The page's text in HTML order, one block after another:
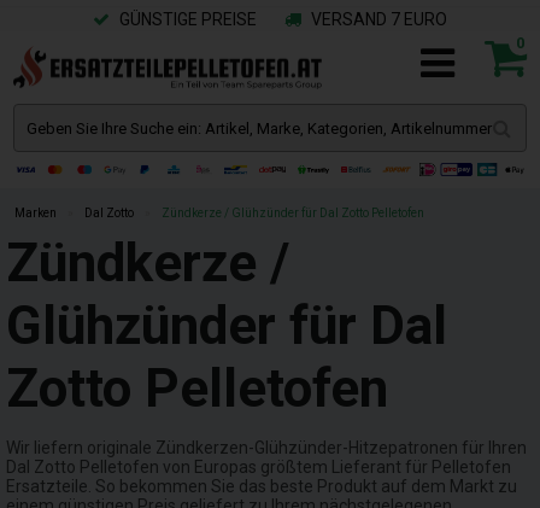
GÜNSTIGE PREISE VERSAND 7 EURO
0
Marken Dal Zotto Zündkerze / Glühzünder für Dal Zotto Pelletofen
Zündkerze /
Glühzünder für Dal
Zotto Pelletofen
Wir liefern originale Zündkerzen-Glühzünder-Hitzepatronen für Ihren
Dal Zotto Pelletofen von Europas größtem Lieferant für Pelletofen
Ersatzteile. So bekommen Sie das beste Produkt auf dem Markt zu